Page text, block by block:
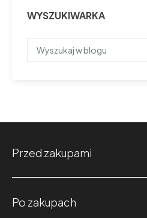
WYSZUKIWARKA
Przed zakupami
Po zakupach